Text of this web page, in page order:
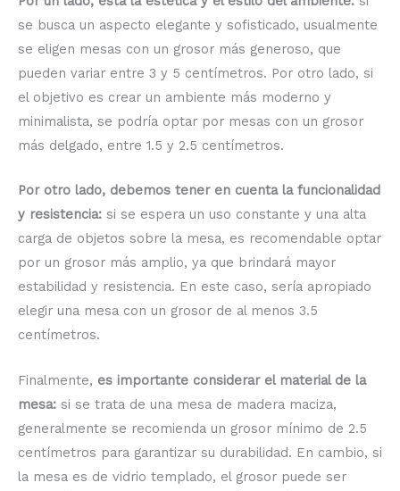
se busca un aspecto elegante y sofisticado, usualmente
se eligen mesas con un grosor más generoso, que
pueden variar entre 3 y 5 centímetros. Por otro lado, si
el objetivo es crear un ambiente más moderno y
minimalista, se podría optar por mesas con un grosor
más delgado, entre 1.5 y 2.5 centímetros.
Por otro lado, debemos tener en cuenta la funcionalidad
y resistencia: si se espera un uso constante y una alta
carga de objetos sobre la mesa, es recomendable optar
por un grosor más amplio, ya que brindará mayor
estabilidad y resistencia. En este caso, sería apropiado
elegir una mesa con un grosor de al menos 3.5
centímetros.
Finalmente, es importante considerar el material de la
mesa: si se trata de una mesa de madera maciza,
generalmente se recomienda un grosor mínimo de 2.5
centímetros para garantizar su durabilidad. En cambio, si
la mesa es de vidrio templado, el grosor puede ser